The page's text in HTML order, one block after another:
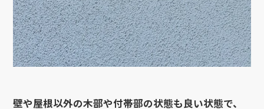
壁や屋根以外の木部や付帯部の状態も良い状態で、